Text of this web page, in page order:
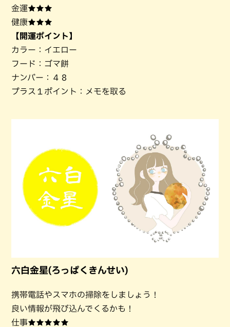
金運★★★
健康★★★
【開運ポイント】
カラー：イエロー
フード：ゴマ餅
ナンバー：４８
プラス１ポイント：メモを取る
六白金星(ろっぱくきんせい)
携帯電話やスマホの掃除をしましょう！
良い情報が飛び込んでくるかも！
仕事★★★★★